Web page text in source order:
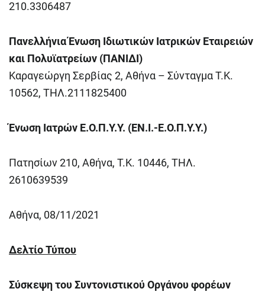
210.3306487
Πανελλήνια Ένωση Ιδιωτικών Ιατρικών Εταιρειών
και Πολυϊατρείων (ΠΑΝΙΔΙ)
Καραγεώργη Σερβίας 2, Αθήνα – Σύνταγμα Τ.Κ.
10562, ΤΗΛ.2111825400
Ένωση Ιατρών Ε.Ο.Π.Υ.Υ. (ΕΝ.Ι.-Ε.Ο.Π.Υ.Υ.)
Πατησίων 210, Αθήνα, Τ.Κ. 10446, ΤΗΛ.
2610639539
Αθήνα, 08/11/2021
Δελτίο Τύπου
Σύσκεψη του Συντονιστικού Οργάνου φορέων